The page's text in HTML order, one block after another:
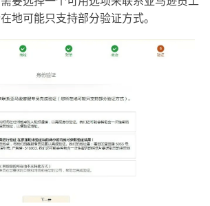
地可能只支持部分验证方式。